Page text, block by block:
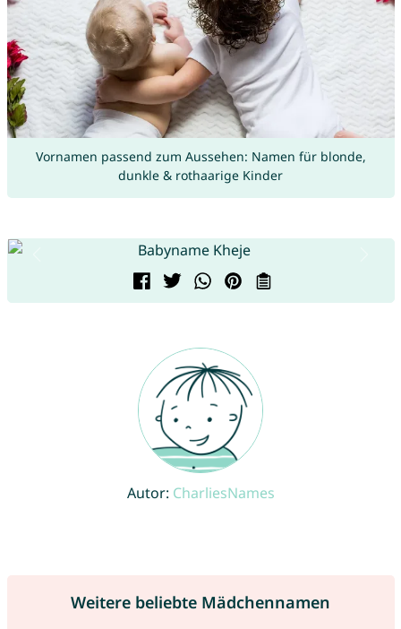
Vornamen passend zum Aussehen: Namen für blonde,
dunkle & rothaarige Kinder
Autor: CharliesNames
Weitere beliebte Mädchennamen